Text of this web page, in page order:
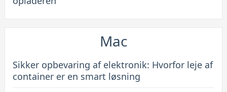
Mac
Sikker opbevaring af elektronik: Hvorfor leje af
container er en smart løsning